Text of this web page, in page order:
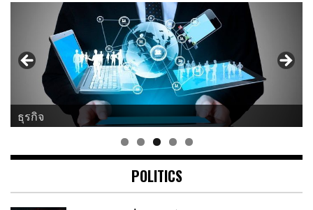
ธุรกิจ
POLITICS